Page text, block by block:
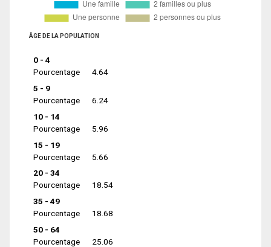
ÂGE DE LA POPULATION
0 - 4
Pourcentage
4.64
5 - 9
Pourcentage
6.24
10 - 14
Pourcentage
5.96
15 - 19
Pourcentage
5.66
20 - 34
Pourcentage
18.54
35 - 49
Pourcentage
18.68
50 - 64
Pourcentage
25.06